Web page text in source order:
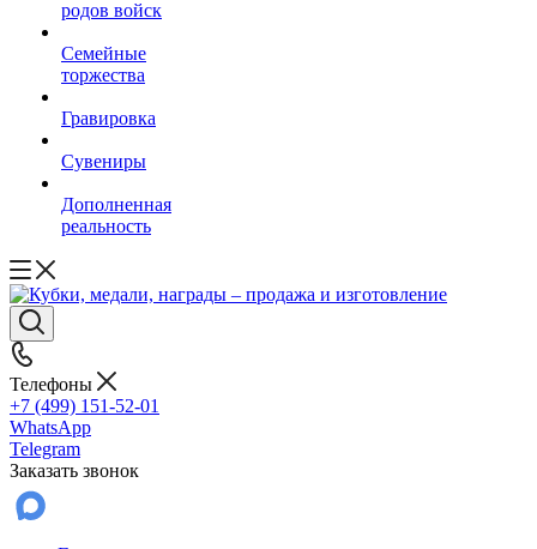
родов войск
Семейные
торжества
Гравировка
Сувениры
Дополненная
реальность
Телефоны
+7 (499) 151-52-01
WhatsApp
Telegram
Заказать звонок